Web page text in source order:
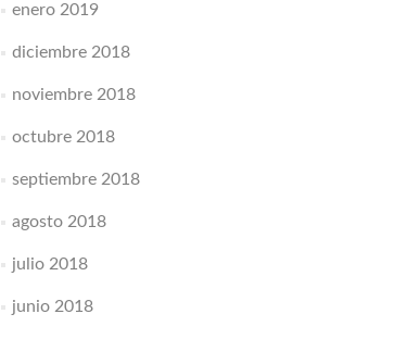
enero 2019
diciembre 2018
noviembre 2018
octubre 2018
septiembre 2018
agosto 2018
julio 2018
junio 2018